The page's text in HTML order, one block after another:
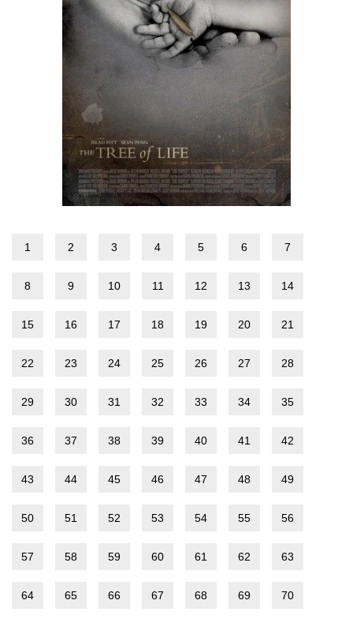
1 2 3 4 5 6 7
8 9 10 11 12 13 14
15 16 17 18 19 20 21
22 23 24 25 26 27 28
29 30 31 32 33 34 35
36 37 38 39 40 41 42
43 44 45 46 47 48 49
50 51 52 53 54 55 56
57 58 59 60 61 62 63
64 65 66 67 68 69 70